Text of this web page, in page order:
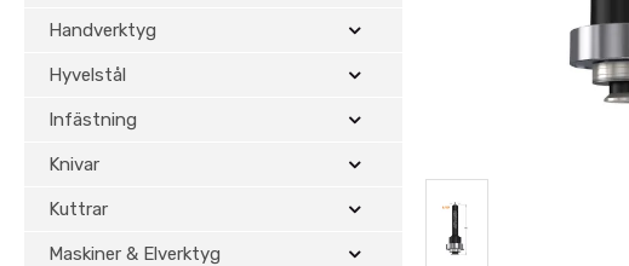
Handverktyg
Hyvelstål
Infästning
Knivar
Kuttrar
Maskiner & Elverktyg